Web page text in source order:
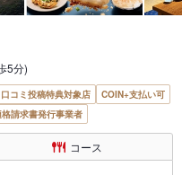
5分)
口コミ投稿特典対象店
COIN+支払い可
請求書発行事業者
コース